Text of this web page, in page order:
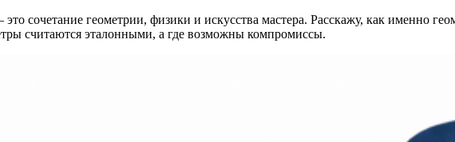
сочетание геометрии, физики и искусства мастера. Расскажу, как именно
считаются эталонными, а где возможны компромиссы.